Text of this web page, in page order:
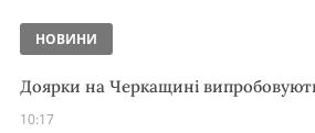
НОВИНИ
Доярки на Черкащині
10:17